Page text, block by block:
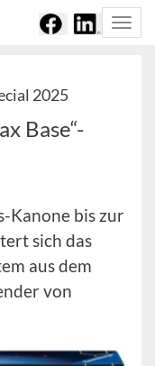
2025
Base“-
Kanone bis zur
sich das
aus dem
von